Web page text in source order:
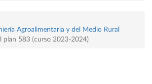
Agroalimentaria y del Medio Rural
plan 583 (curso 2023-2024)